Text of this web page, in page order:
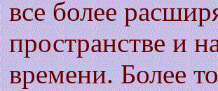
все более
пространстве и
времени. Более